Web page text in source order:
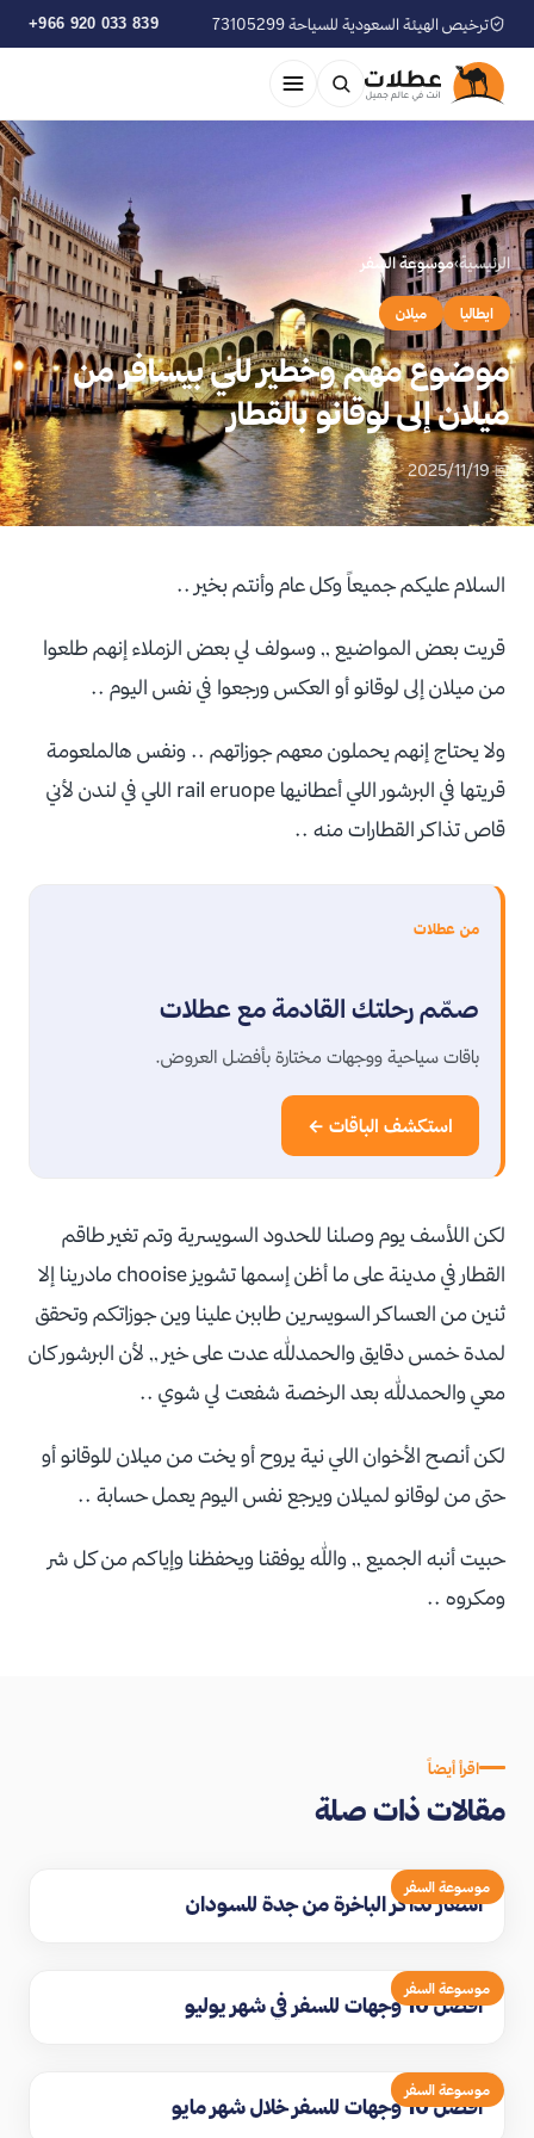
ترخيص الهيئة السعودية للسياحة 73105299 +966 920 033 839
الرئيسية›موسوعة السفر
ايطاليا ميلان
موضوع مهم وخطير للي بيسافر من
ميلان إلى لوقانو بالقطار
📅 2025/11/19
السلام عليكم جميعاً وكل عام وأنتم بخير ..
قريت بعض المواضيع ,, وسولف لي بعض الزملاء إنهم طلعوا
من ميلان إلى لوقانو أو العكس ورجعوا في نفس اليوم ..
ولا يحتاج إنهم يحملون معهم جوزاتهم .. ونفس هالملعومة
قريتها في البرشور اللي أعطانيها rail eruope اللي في لندن لأني
قاص تذاكر القطارات منه ..
من عطلات
صمّم رحلتك القادمة مع عطلات
باقات سياحية ووجهات مختارة بأفضل العروض.
استكشف الباقات ←
لكن اللأسف يوم وصلنا للحدود السويسرية وتم تغير طاقم
القطار في مدينة على ما أظن إسمها تشويز chooise مادرينا إلا
ثنين من العساكر السويسرين طاببن علينا وين جوزاتكم وتحقق
لمدة خمس دقايق والحمدلله عدت على خير ,, لأن البرشور كان
معي والحمدلله بعد الرخصة شفعت لي شوي ..
لكن أنصح الأخوان اللي نية يروح أو يخت من ميلان للوقانو أو
حتى من لوقانو لميلان ويرجع نفس اليوم يعمل حسابة ..
حبيت أنبه الجميع ,, والله يوفقنا ويحفظنا وإياكم من كل شر
ومكروه ..
اقرأ أيضاً
مقالات ذات صلة
موسوعة السفر
اسعار تذاكر الباخرة من جدة للسودان
موسوعة السفر
افضل 10 وجهات للسفر في شهر يوليو
موسوعة السفر
افضل 10 وجهات للسفر خلال شهر مايو